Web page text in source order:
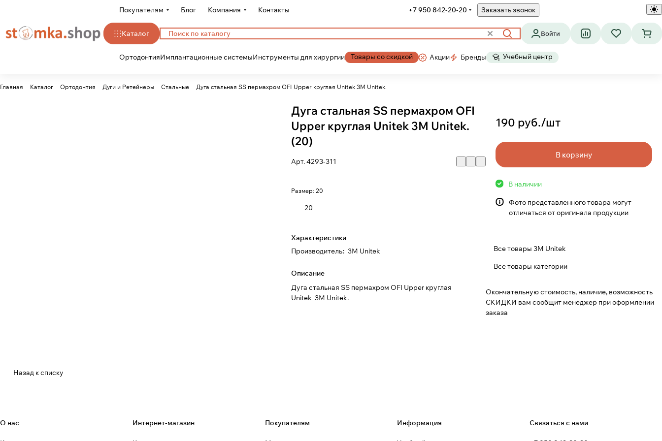
Покупателям Блог Компания Контакты +7 950 842-20-20 Заказать звонок
Каталог Войти
ОртодонтияИмплантационные системыИнструменты для хирургии Товары со скидкой Акции Бренды Учебный центр
Главная Каталог Ортодонтия Дуги и Ретейнеры Стальные Дуга стальная SS пермахром OFI Upper круглая Unitek 3М Unitek.
Дуга стальная SS пермахром OFI
Upper круглая Unitek 3М Unitek.
(20)
Арт.4293-311
Размер:20
20
Характеристики
Производитель: 3M Unitek
Описание
Дуга стальная SS пермахром OFI Upper круглая
Unitek 3М Unitek.
190 руб./шт
В корзину
В наличии
Фото представленного товара могут
отличаться от оригинала продукции
Все товары 3M Unitek
Все товары категории
Окончательную стоимость, наличие, возможность
СКИДКИ вам сообщит менеджер при оформлении
заказа
Назад к списку
О нас Интернет-магазин Покупателям Информация Связаться с нами